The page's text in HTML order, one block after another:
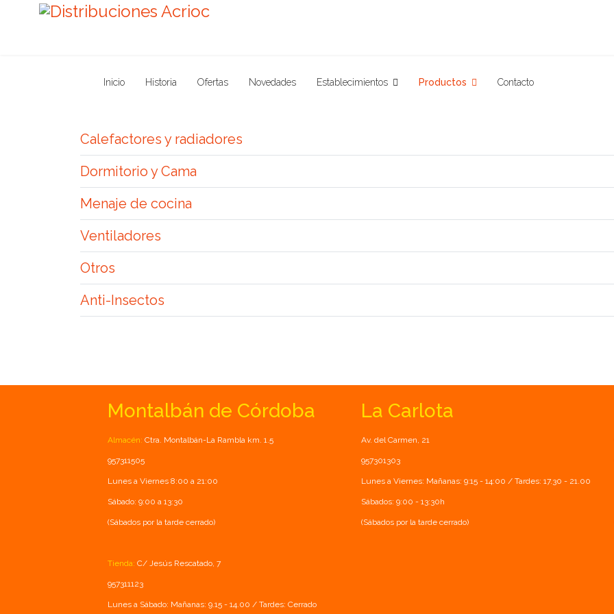
Inicio Historia Ofertas Novedades Establecimientos Productos Contacto
Calefactores y radiadores
Dormitorio y Cama
Menaje de cocina
Ventiladores
Otros
Anti-Insectos
Montalbán de Córdoba
Almacén: Ctra. Montalbán-La Rambla km. 1.5
957311505
Lunes a Viernes 8:00 a 21:00
Sábado: 9:00 a 13:30
(Sábados por la tarde cerrado)
Tienda: C/ Jesús Rescatado, 7
957311123
Lunes a Sábado: Mañanas: 9.15 - 14.00 / Tardes: Cerrado
La Carlota
Av. del Carmen, 21
957301303
Lunes a Viernes: Mañanas: 9:15 - 14:00 / Tardes: 17.30 - 21.00
Sábados: 9:00 - 13:30h
(Sábados por la tarde cerrado)